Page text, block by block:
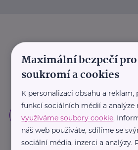
Maximální bezpečí pro
soukromí a cookies
K personalizaci obsahu a reklam,
funkcí sociálních médií a analýze
využíváme soubory cookie.
náš web používáte, sdílíme se
sociální média, inzerci a analýzy.